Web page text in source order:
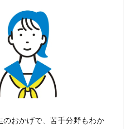
のおかげで、苦手分野もわか